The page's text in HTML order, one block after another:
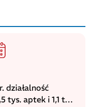
działalność
tys. aptek i 1,1 tys.